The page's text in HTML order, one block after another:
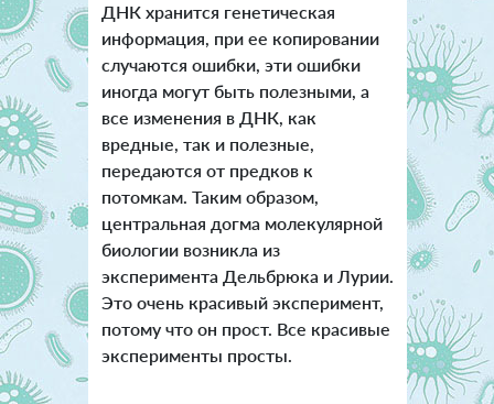
ДНК хранится генетическая
информация, при ее копировании
случаются ошибки, эти ошибки
иногда могут быть полезными, а
все изменения в ДНК, как
вредные, так и полезные,
передаются от предков к
потомкам. Таким образом,
центральная догма молекулярной
биологии возникла из
эксперимента Дельбрюка и Лурии.
Это очень красивый эксперимент,
потому что он прост. Все красивые
эксперименты просты.